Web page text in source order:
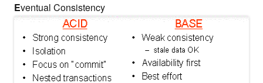
Eventual Consistency